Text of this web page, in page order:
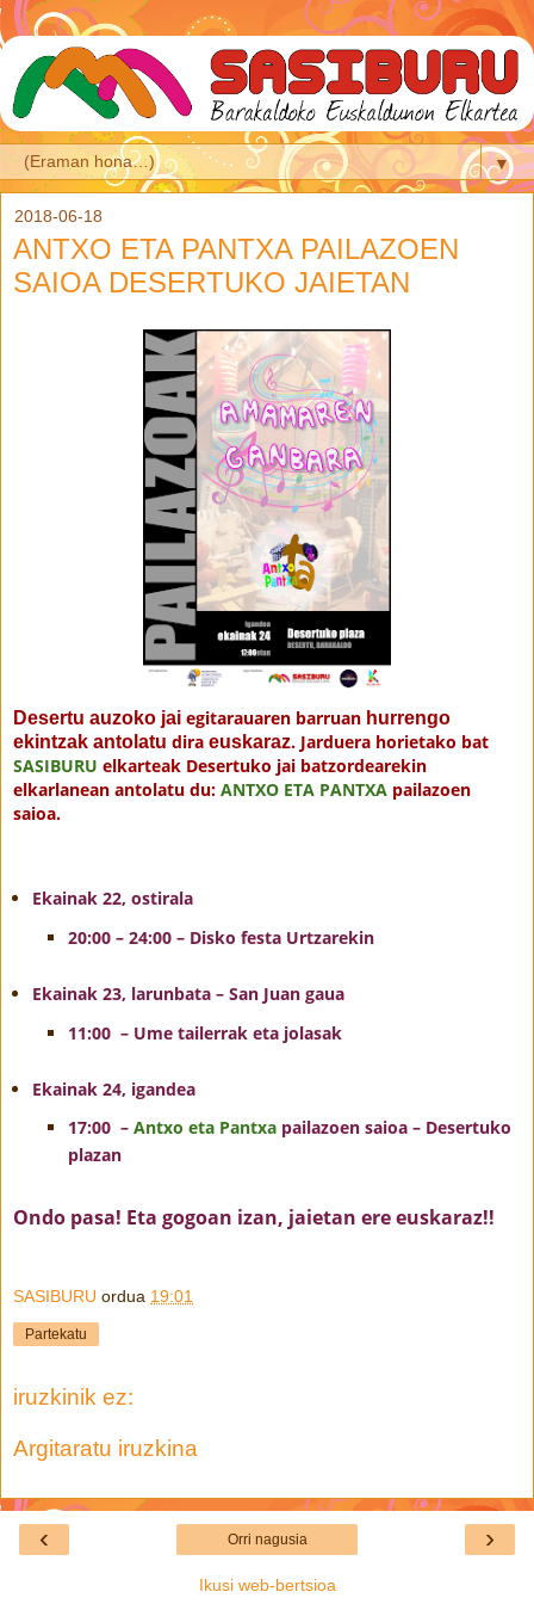
▼
2018-06-18
ANTXO ETA PANTXA PAILAZOEN
SAIOA DESERTUKO JAIETAN
Desertu auzoko jai egitarauaren barruan hurrengo
ekintzak antolatu dira euskaraz. Jarduera horietako bat
SASIBURU elkarteak Desertuko jai batzordearekin
elkarlanean antolatu du: ANTXO ETA PANTXA pailazoen
saioa.
Ekainak 22, ostirala
20:00 – 24:00 – Disko festa Urtzarekin
Ekainak 23, larunbata – San Juan gaua
11:00 – Ume tailerrak eta jolasak
Ekainak 24, igandea
17:00 – Antxo eta Pantxa pailazoen saioa – Desertuko
plazan
Ondo pasa! Eta gogoan izan, jaietan ere euskaraz!!
SASIBURU ordua 19:01
Partekatu
iruzkinik ez:
Argitaratu iruzkina
‹ ›
Orri nagusia
Ikusi web-bertsioa